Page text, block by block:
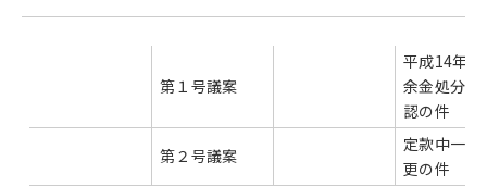
第１号議案
平成14年度
余金処分案
認の件
第２号議案
定款中一部
更の件